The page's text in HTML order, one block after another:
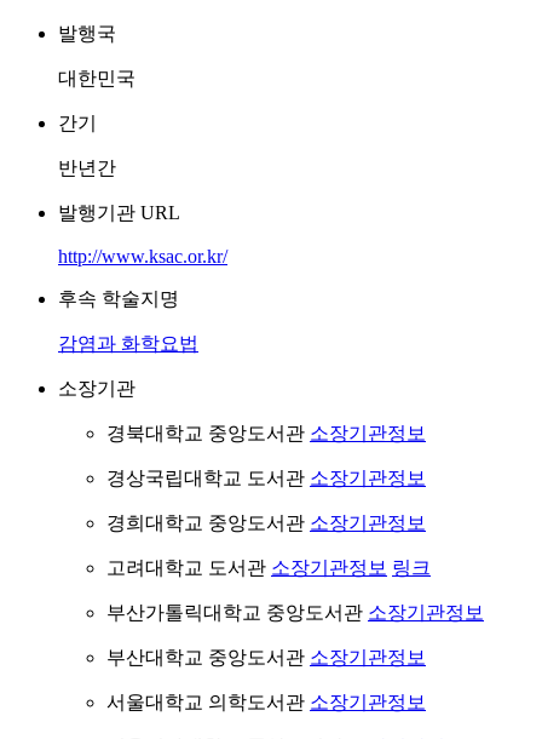
발행국
대한민국
간기
반년간
발행기관 URL
http://www.ksac.or.kr/
후속 학술지명
감염과 화학요법
소장기관
경북대학교 중앙도서관 소장기관정보
경상국립대학교 도서관 소장기관정보
경희대학교 중앙도서관 소장기관정보
고려대학교 도서관 소장기관정보 링크
부산가톨릭대학교 중앙도서관 소장기관정보
부산대학교 중앙도서관 소장기관정보
서울대학교 의학도서관 소장기관정보